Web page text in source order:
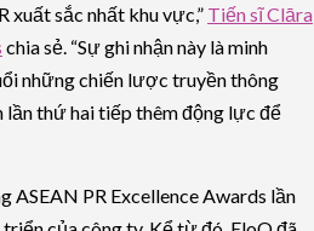
xuất sắc nhất khu vực,” Tiến sĩ Clāra
chia sẻ. “Sự ghi nhận này là minh
những chiến lược truyền thông
lần thứ hai tiếp thêm động lực để
ASEAN PR Excellence Awards lần